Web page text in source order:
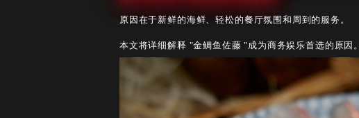
原因在于新鲜的海鲜、轻松的餐厅氛围和周到的服务。
本文将详细解释 "金鲷鱼佐藤 "成为商务娱乐首选的原因。